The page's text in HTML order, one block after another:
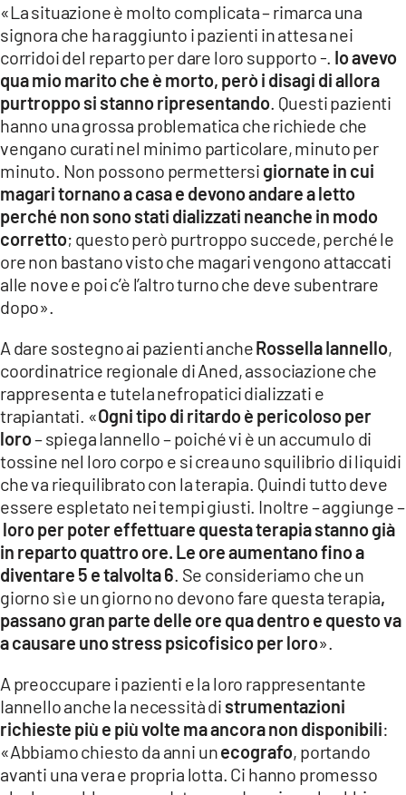
«La situazione è molto complicata – rimarca una
signora che ha raggiunto i pazienti in attesa nei
corridoi del reparto per dare loro supporto -. Io avevo
qua mio marito che è morto, però i disagi di allora
purtroppo si stannoripresentando. Questi pazienti
hanno una grossa problematica che richiede che
vengano curati nel minimo particolare, minuto per
minuto. Non possono permettersi giornate in cui
magari tornano a casa e devono andare a letto
perché non sono stati dializzati neanche in modo
corretto; questo però purtroppo succede, perché le
ore non bastano visto che magari vengono attaccati
alle nove e poi c’è l’altro turno che deve subentrare
dopo».
A dare sostegno ai pazienti ancheRossellaIannello,
coordinatrice regionale di Aned, associazione che
rappresenta e tutela nefropatici dializzati e
trapiantati. «Ogni tipo di ritardo è pericoloso per
loro– spiega Iannello – poiché vi è un accumulo di
tossine nel loro corpo e si crea uno squilibrio di liquidi
che va riequilibrato con la terapia. Quindi tutto deve
essere espletato nei tempi giusti. Inoltre – aggiunge –
loro per poter effettuare questa terapia stanno già
in reparto quattro ore. Le ore aumentano fino a
diventare 5 e talvolta 6. Se consideriamo che un
giorno sì e un giorno no devono fare questa terapia,
passano gran parte delle ore qua dentro e questo va
a causare uno stress psicofisico per loro».
A preoccupare i pazienti e la loro rappresentante
Iannello anche la necessità di strumentazioni
richieste più e più volte ma ancora non disponibili:
«Abbiamo chiesto da anni unecografo, portando
avanti una vera e propria lotta. Ci hanno promesso